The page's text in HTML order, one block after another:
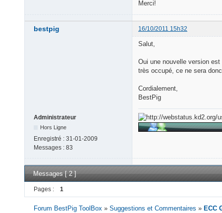
Merci!
bestpig 16/10/2011 15h32
Administrateur
Hors Ligne
Enregistré : 31-01-2009
Messages : 83
Salut,
Oui une nouvelle version
très occupé, ce ne sera
Cordialement,
BestPig
Messages [ 2 ]
Pages : 1
Forum BestPig ToolBox »Suggestions et Commentaires » ECC